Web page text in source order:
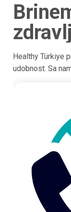
Healthy Türkiye
udobnost. Sa